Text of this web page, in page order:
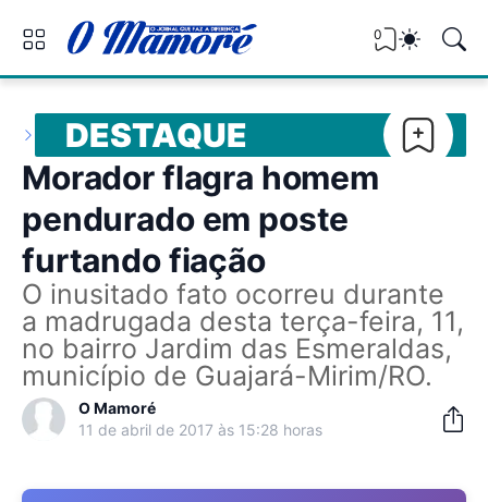
0
DESTAQUE
Morador flagra homem
pendurado em poste
furtando fiação
O inusitado fato ocorreu durante
a madrugada desta terça-feira, 11,
no bairro Jardim das Esmeraldas,
município de Guajará-Mirim/RO.
O Mamoré
11 de abril de 2017 às 15:28 horas